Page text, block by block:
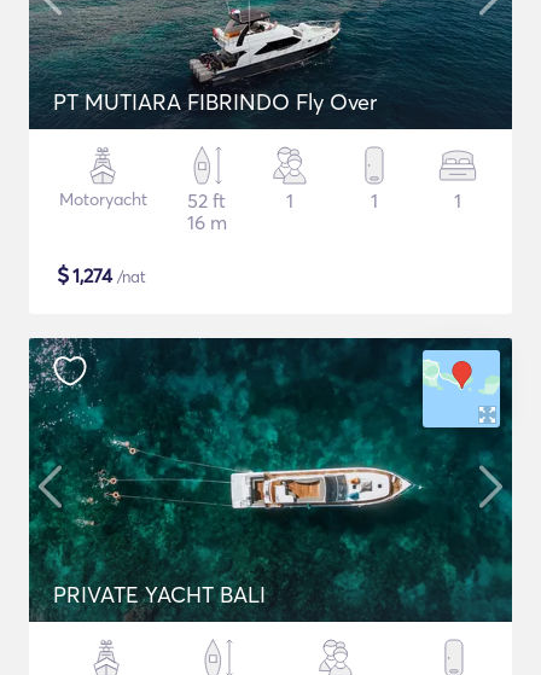
PT MUTIARA FIBRINDO Fly Over
Motoryacht
52 ft
16 m
1 1 1
$1,274/nat
PRIVATE YACHT BALI